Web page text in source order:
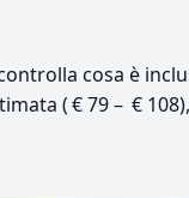
cosa è
( € 79 – €